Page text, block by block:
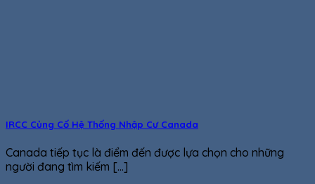
IRCC Củng Cố Hệ Thống Nhập Cư Canada
Canada tiếp tục là điểm đến được lựa chọn cho những
người đang tìm kiếm [...]